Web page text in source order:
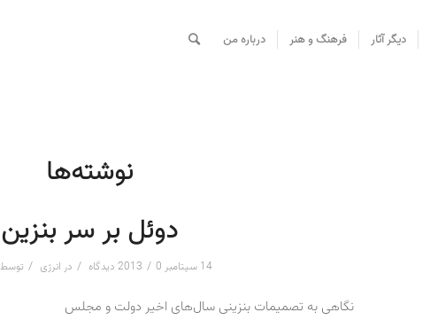
دیگر آثار فرهنگ و هنر درباره من
نوشته‌ها
دوئل بر سر بنزین
14 سپتامبر 2013 / 0 دیدگاه / در انرژی / توسط
نگاهی به تصمیمات بنزینی سال‌های اخیر دولت و مجلس